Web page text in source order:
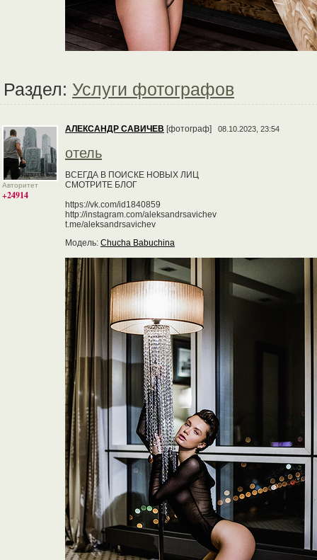
Раздел: Услуги фотографов
Авторитет
+24914
АЛЕКСАНДР САВИЧЕВ [фотограф] 08.10.2023, 23:54
отель
ВСЕГДА В ПОИСКЕ НОВЫХ ЛИЦ
СМОТРИТЕ БЛОГ
https://vk.com/id1840859
http://instagram.com/aleksandrsavichev
t.me/aleksandrsavichev
Модель: Chucha Babuchina